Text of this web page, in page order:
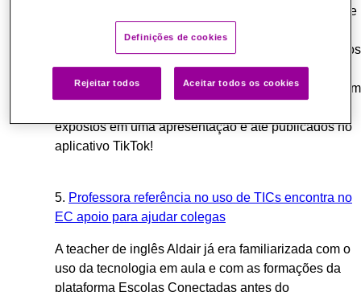
, a educadora planejou uma atividade que
foi batizada pelos alunos de
portuguesa
, em que, separados em grupos, os alunos
criavam perguntas para os grupos concorrentes. A
prática foi um sucesso, alguns alunos se empolgaram
expostos em uma apresentação e até publicados no
aplicativo TikTok!
5. Professora referência no uso de TICs encontra no
EC apoio para ajudar colegas
A teacher de inglês Aldair já era familiarizada com o
uso da tecnologia em aula e com as formações da
plataforma Escolas Conectadas antes do
Definições de cookies
Rejeitar todos Aceitar todos os cookies